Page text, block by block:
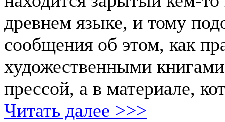
древнем языке, и тому
сообщения об этом, как
художественными
прессой, а в материале,
Читать далее >>>